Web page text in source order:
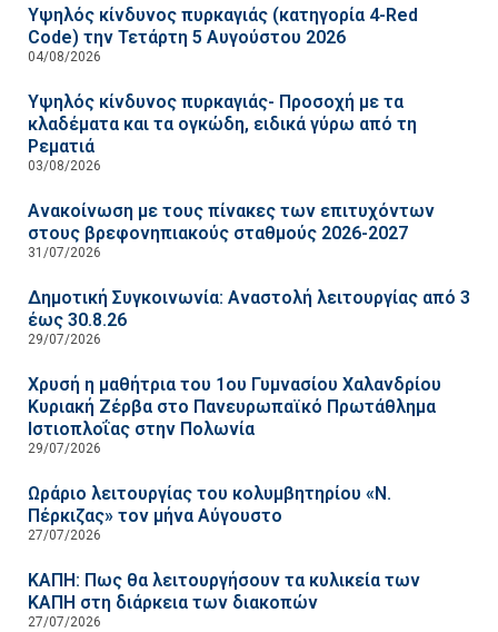
Υψηλός κίνδυνος πυρκαγιάς (κατηγορία 4-Red
Code) την Τετάρτη 5 Αυγούστου 2026
04/08/2026
Υψηλός κίνδυνος πυρκαγιάς- Προσοχή με τα
κλαδέματα και τα ογκώδη, ειδικά γύρω από τη
Ρεματιά
03/08/2026
Ανακοίνωση με τους πίνακες των επιτυχόντων
στους βρεφονηπιακούς σταθμούς 2026-2027
31/07/2026
Δημοτική Συγκοινωνία: Αναστολή λειτουργίας από 3
έως 30.8.26
29/07/2026
Χρυσή η μαθήτρια του 1ου Γυμνασίου Χαλανδρίου
Κυριακή Ζέρβα στο Πανευρωπαϊκό Πρωτάθλημα
Ιστιοπλοΐας στην Πολωνία
29/07/2026
Ωράριο λειτουργίας του κολυμβητηρίου «Ν.
Πέρκιζας» τον μήνα Αύγουστο
27/07/2026
ΚΑΠΗ: Πως θα λειτουργήσουν τα κυλικεία των
ΚΑΠΗ στη διάρκεια των διακοπών
27/07/2026